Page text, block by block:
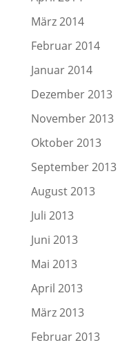
März 2014
Februar 2014
Januar 2014
Dezember 2013
November 2013
Oktober 2013
September 2013
August 2013
Juli 2013
Juni 2013
Mai 2013
April 2013
März 2013
Februar 2013